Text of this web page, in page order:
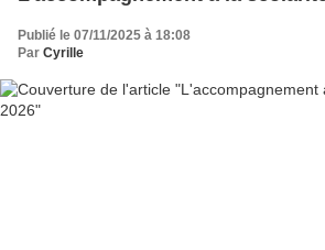
Publié le 07/11/2025 à 18:08
Par Cyrille